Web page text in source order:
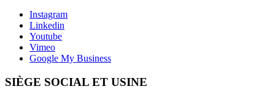
Instagram
Linkedin
Youtube
Vimeo
Google My Business
SIÈGE SOCIAL ET USINE